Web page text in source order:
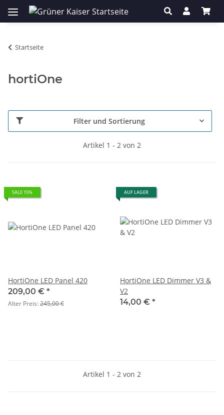
Startseite
hortiOne
Filter und Sortierung
Artikel 1 - 2 von 2
SALE 15%
HortiOne LED Panel 420
209,00 € *
Alter Preis:245,00 €
AUF LAGER
HortiOne LED Dimmer V3 &
V2
14,00 € *
Artikel 1 - 2 von 2